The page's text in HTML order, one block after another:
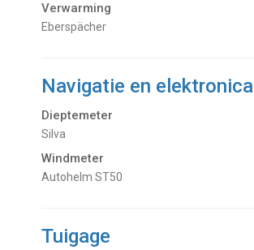
Verwarming
Eberspächer
Navigatie en elektronica
Dieptemeter
Silva
Windmeter
Autohelm ST50
Tuigage